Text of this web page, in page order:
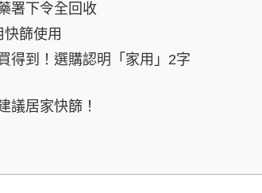
署下令全回收
篩使用
得到！選購認明「家用」2字
議居家快篩！